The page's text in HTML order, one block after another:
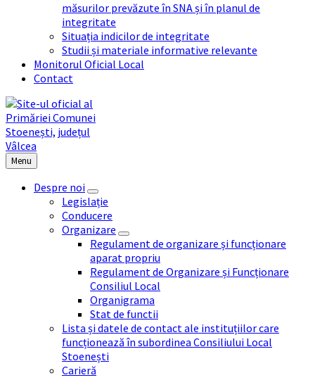
măsurilor prevăzute în SNA și în planul de
integritate
Situația indicilor de integritate
Studii și materiale informative relevante
Monitorul Oficial Local
Contact
Menu
Despre noi
Legislație
Conducere
Organizare
Regulament de organizare și funcționare
aparat propriu
Regulament de Organizare și Funcționare
Consiliul Local
Organigrama
Stat de functii
Lista și datele de contact ale instituțiilor care
funcționează în subordinea Consiliului Local
Stoenești
Carieră